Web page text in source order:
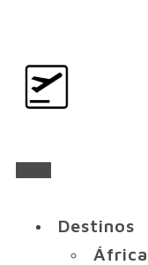
Destinos
África